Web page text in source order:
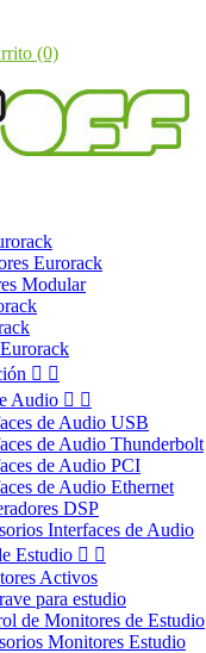
(0)
Eurorack
Modular
 
Audio  
de Audio USB
de Audio Thunderbolt
de Audio PCI
de Audio Ethernet
DSP
Interfaces de Audio
Estudio  
Activos
para estudio
de Monitores de Estudio
Monitores Estudio